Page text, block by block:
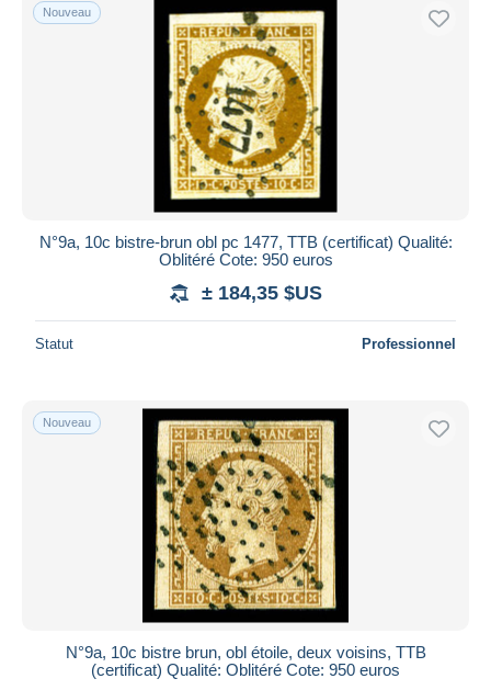
Nouveau
N°9a, 10c bistre-brun obl pc 1477, TTB (certificat) Qualité:
Oblitéré Cote: 950 euros
± 184,35 $US
Statut Professionnel
Nouveau
N°9a, 10c bistre brun, obl étoile, deux voisins, TTB
(certificat) Qualité: Oblitéré Cote: 950 euros